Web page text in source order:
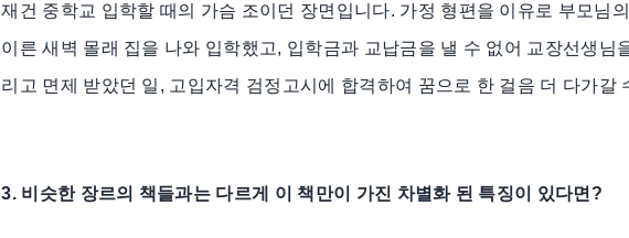
재건 중학교 입학할 때의 가슴 조이던 장면입니다. 가정 형편을 이유로 부모님
이른 새벽 몰래 집을 나와 입학했고, 입학금과 교납금을 낼 수 없어 교장선생님
리고 면제 받았던 일, 고입자격 검정고시에 합격하여 꿈으로 한 걸음 더 다가갈
3. 비슷한 장르의 책들과는 다르게 이 책만이 가진 차별화 된 특징이 있다면?